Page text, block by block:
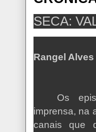
SECA:
Rangel
Os
imprensa, na
canais que